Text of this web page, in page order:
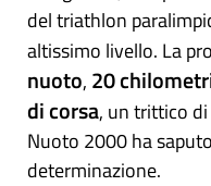
del triathlon
altissimo livello. La
nuoto, 20
di corsa, un trittico
Nuoto 2000 ha
determinazione.